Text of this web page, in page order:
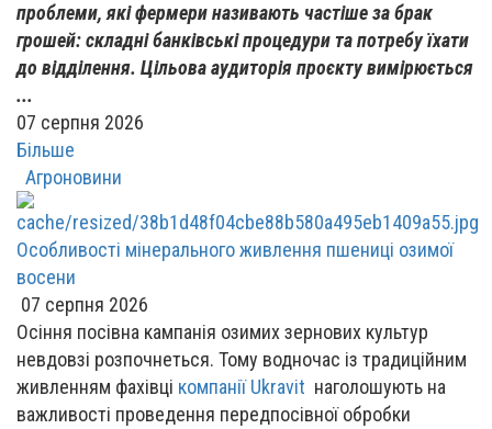
проблеми, які фермери називають частіше за брак
грошей: складні банківські процедури та потребу їхати
до відділення. Цільова аудиторія проєкту вимірюється
...
07 серпня 2026
Більше
Агроновини
Особливості мінерального живлення пшениці озимої
восени
07 серпня 2026
Осіння посівна кампанія озимих зернових культур
невдовзі розпочнеться. Тому водночас із традиційним
живленням фахівці компанії Ukravit наголошують на
важливості проведення передпосівної обробки